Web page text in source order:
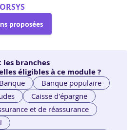
ORSYS
proposées
les branches
éligibles à ce module ?
Banque
Banque populaire
Caisse d'épargne
et de réassurance